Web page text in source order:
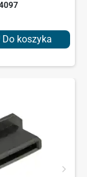
Do koszyka